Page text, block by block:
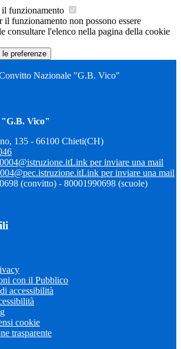
il funzionamento
il funzionamento non possono essere
consultare l'elenco nella pagina della cookie
le preferenze
Nazionale "G.B. Vico"
"G.B. Vico"
135 - 66100 Chieti(CH)
Link per inviare una mail
Link per inviare una mail
(convitto) - 80001990698 (scuole)
con il Pubblico
accessibilità
cookie
trasparente